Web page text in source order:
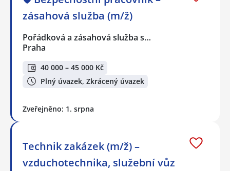
zásahová služba (m/ž)
Pořádková a zásahová služba s…
Praha
40 000 – 45 000 Kč
Plný úvazek, Zkrácený úvazek
Zveřejněno: 1. srpna
Technik zakázek (m/ž) –
vzduchotechnika, služební vůz